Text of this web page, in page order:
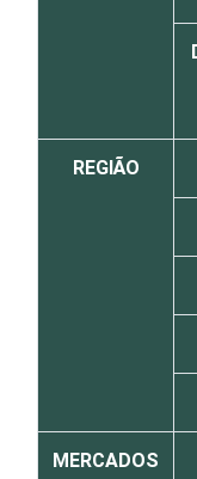
REGIÃO
MERCADOS